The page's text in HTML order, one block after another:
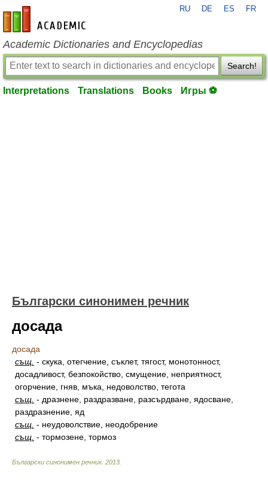
en-academic.com
RU DE ES FR
Academic Dictionaries and Encyclopedias
Search!
Interpretations Translations Books Игры ⚽
Български синонимен речник
досада
досада
същ. - скука, отегчение, съклет, тягост, монотонност,
досадливост, безпокойство, смущение, неприятност,
огорчение, гняв, мъка, недоволство, тегота
същ. - дразнене, раздразване, разсърдване, ядосване,
раздразнение, яд
същ. - неудоволствие, неодобрение
същ. - тормозене, тормоз
Български синонимен речник. 2013